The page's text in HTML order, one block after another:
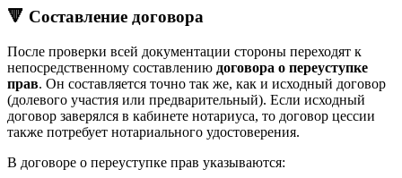
🔻 Составление договора
После проверки всей документации стороны переходят к
непосредственному составлению договора о переуступке
прав. Он составляется точно так же, как и исходный договор
(долевого участия или предварительный). Если исходный
договор заверялся в кабинете нотариуса, то договор цессии
также потребует нотариального удостоверения.
В договоре о переуступке прав указываются: